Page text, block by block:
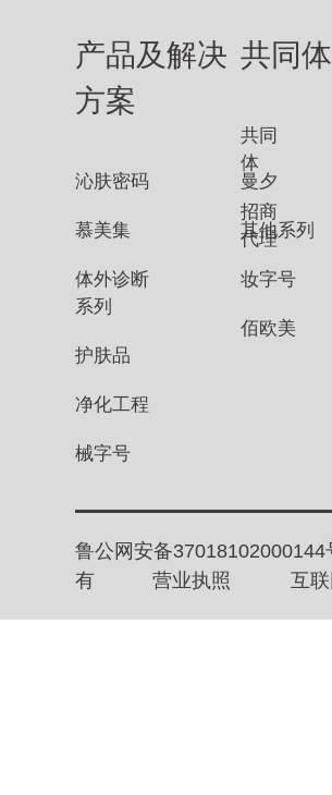
产品及解决
方案
沁肤密码
慕美集
体外诊断
系列
护肤品
净化工程
械字号
曼夕
其他系列
妆字号
佰欧美
共同体
共同
体
招商
代理
鲁公网安备37018102000144
有
营业执照 互